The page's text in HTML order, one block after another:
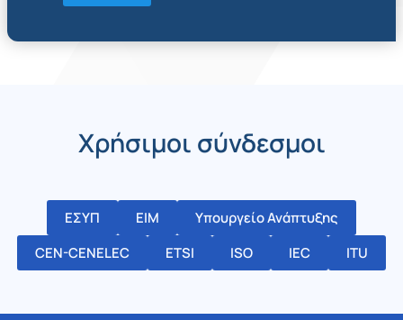
Χρήσιμοι σύνδεσμοι
ΕΣΥΠ ΕΙΜ
Υπουργείο Ανάπτυξης
CEN-CENELEC
ETSI ISO IEC ITU